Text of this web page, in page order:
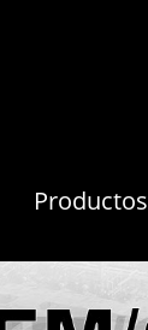
Productos